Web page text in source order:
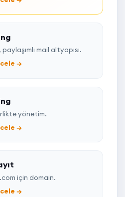
paylaşımlı mail altyapısı.
→
yönetim.
→
için domain.
→